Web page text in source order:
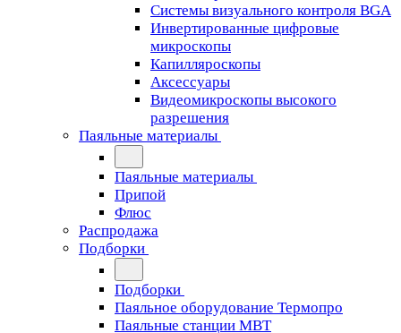
Cистемы визуального контроля BGA
Инвертированные цифровые
микроскопы
Капилляроскопы
Аксессуары
Видеомикроскопы высокого
разрешения
Паяльные материалы
Паяльные материалы
Припой
Флюс
Распродажа
Подборки
Подборки
Паяльное оборудование Термопро
Паяльные станции MBT